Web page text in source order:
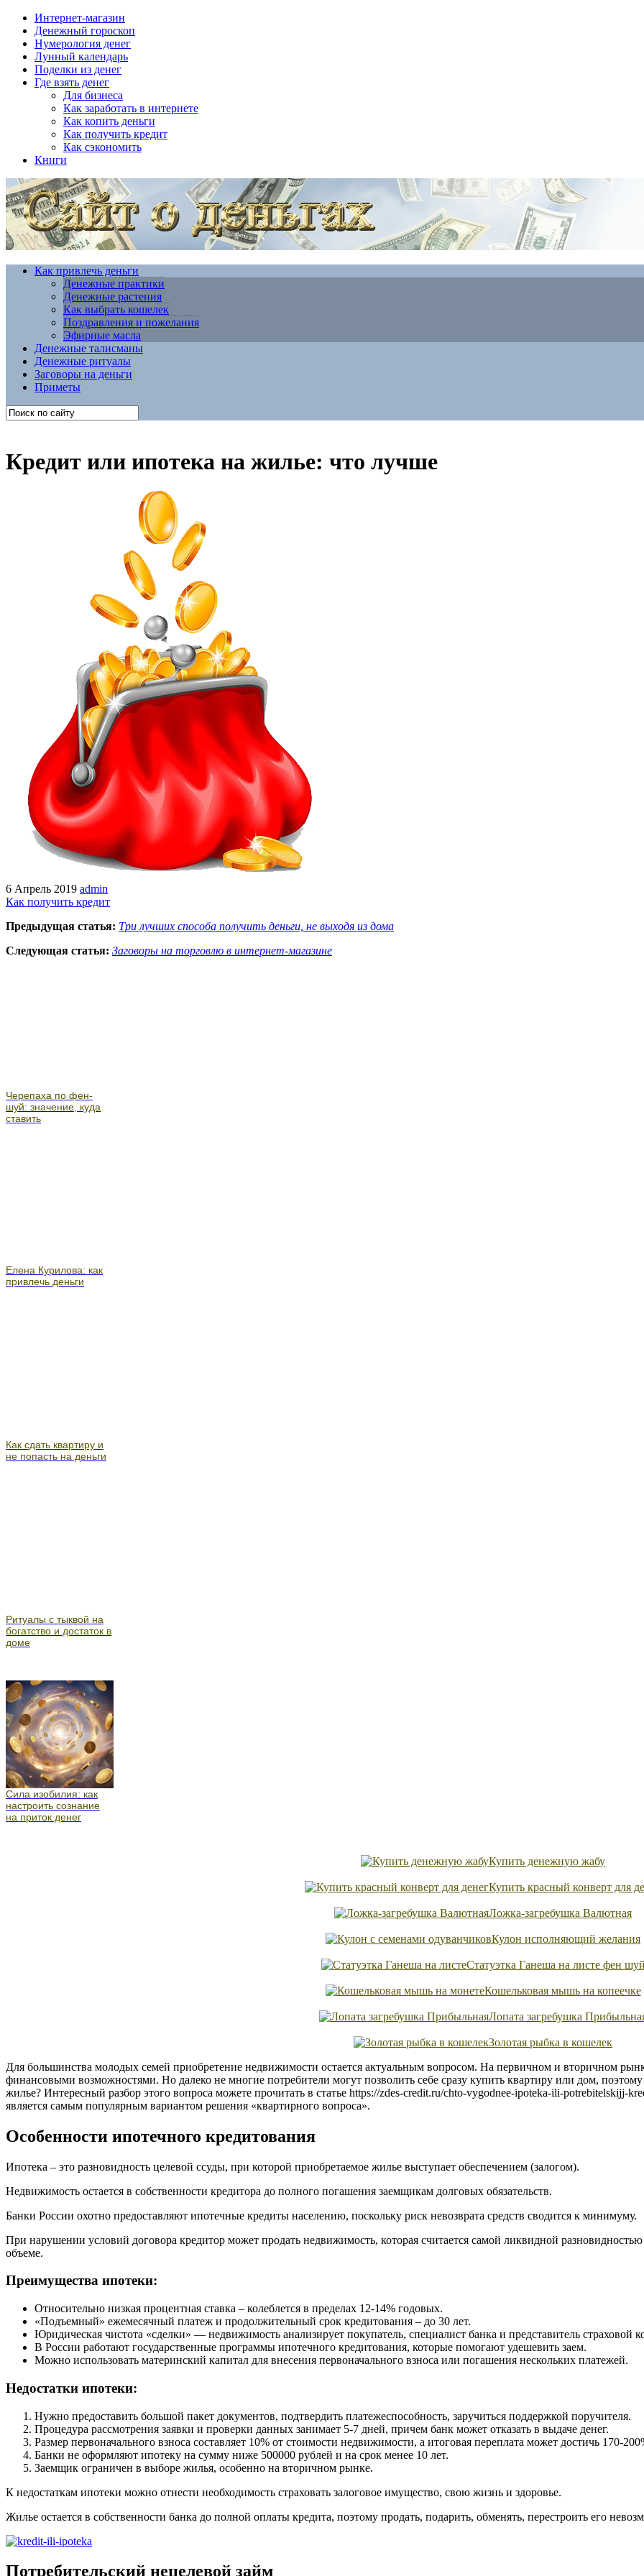
Интернет-магазин
Денежный гороскоп
Нумерология денег
Лунный календарь
Поделки из денег
Где взять денег
Для бизнеса
Как заработать в интернете
Как копить деньги
Как получить кредит
Как сэкономить
Книги
Как привлечь деньги
Денежные практики
Денежные растения
Как выбрать кошелек
Поздравления и пожелания
Эфирные масла
Денежные талисманы
Денежные ритуалы
Заговоры на деньги
Приметы
Кредит или ипотека на жилье: что лучше
6 Апрель 2019 admin
Как получить кредит
Предыдущая статья: Три лучших способа получить деньги, не выходя из дома
Следующая статья: Заговоры на торговлю в интернет-магазине
Черепаха по фен-
шуй: значение, куда
ставить
Елена Курилова: как
привлечь деньги
Как сдать квартиру и
не попасть на деньги
Ритуалы с тыквой на
богатство и достаток в
доме
Сила изобилия: как
настроить сознание
на приток денег
Купить денежную жабу
Купить красный конверт для
Ложка-загребушка Валютная
Кулон исполняющий желания
Статуэтка Ганеша на листе фен
Кошельковая мышь на копеечке
Лопата загребушка
Золотая рыбка в кошелек
Для большинства молодых семей приобретение недвижимости остается актуальным вопросом. На первичном и вторичном
финансовыми возможностями. Но далеко не многие потребители могут позволить себе сразу купить квартиру или дом,
жилье? Интересный разбор этого вопроса можете прочитать в статье https://zdes-credit.ru/chto-vygodnee-ipoteka-ili-
является самым популярным вариантом решения «квартирного вопроса».
Особенности ипотечного кредитования
Ипотека – это разновидность целевой ссуды, при которой приобретаемое жилье выступает обеспечением (залогом).
Недвижимость остается в собственности кредитора до полного погашения заемщикам долговых обязательств.
Банки России охотно предоставляют ипотечные кредиты населению, поскольку риск невозврата средств сводится к минимуму.
При нарушении условий договора кредитор может продать недвижимость, которая считается самой ликвидной
объеме.
Преимущества ипотеки:
Относительно низкая процентная ставка – колеблется в пределах 12-14% годовых.
«Подъемный» ежемесячный платеж и продолжительный срок кредитования – до 30 лет.
Юридическая чистота «сделки» — недвижимость анализирует покупатель, специалист банка и представитель страховой
В России работают государственные программы ипотечного кредитования, которые помогают удешевить заем.
Можно использовать материнский капитал для внесения первоначального взноса или погашения нескольких платежей.
Недостатки ипотеки:
Нужно предоставить большой пакет документов, подтвердить платежеспособность, заручиться поддержкой поручителя.
Процедура рассмотрения заявки и проверки данных занимает 5-7 дней, причем банк может отказать в выдаче денег.
Размер первоначального взноса составляет 10% от стоимости недвижимости, а итоговая переплата может достичь 170-
Банки не оформляют ипотеку на сумму ниже 500000 рублей и на срок менее 10 лет.
Заемщик ограничен в выборе жилья, особенно на вторичном рынке.
К недостаткам ипотеки можно отнести необходимость страховать залоговое имущество, свою жизнь и здоровье.
Жилье остается в собственности банка до полной оплаты кредита, поэтому продать, подарить, обменять, перестроить его
Потребительский нецелевой займ